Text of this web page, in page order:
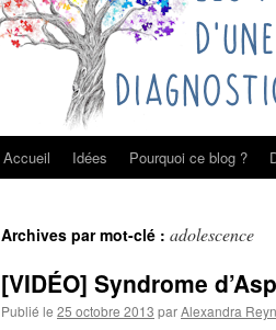
Accueil Idées Pourquoi ce blog ?
Archives par mot-clé : adolescence
[VIDÉO] Syndrome
Publié le 25 octobre 2013 parAlexandra